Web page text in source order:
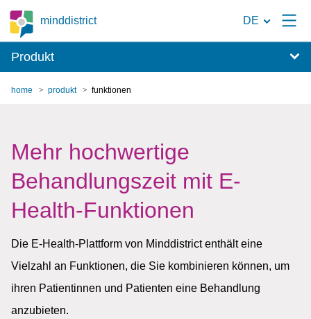
minddistrict
Suchseite
DE
Produkt
home produkt funktionen
Mehr hochwertige
Behandlungszeit mit E-
Health-Funktionen
Die E-Health-Plattform von Minddistrict enthält eine
Vielzahl an Funktionen, die Sie kombinieren können, um
ihren Patientinnen und Patienten eine Behandlung
anzubieten.